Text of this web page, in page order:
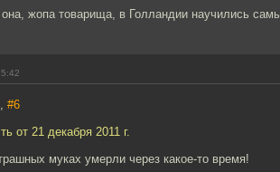
она, жопа товарища, в Голландии научились
#6
от 21 декабря 2011 г.
муках умерли через какое-то время!